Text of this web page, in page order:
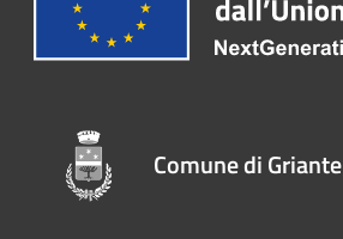
Comune di Griante